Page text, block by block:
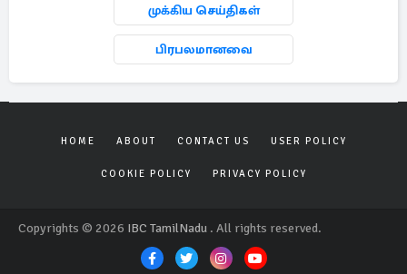
முக்கிய செய்திகள்
பிரபலமானவை
HOME ABOUT CONTACT US USER POLICY
COOKIE POLICY PRIVACY POLICY
Copyrights © 2026 IBC TamilNadu . All rights reserved.